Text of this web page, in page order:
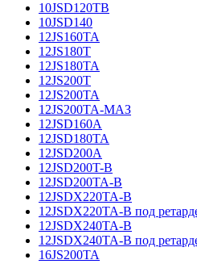
10JSD120TB
10JSD140
12JS160TA
12JS180T
12JS180TA
12JS200T
12JS200TA
12JS200TA-МАЗ
12JSD160A
12JSD180TA
12JSD200A
12JSD200T-B
12JSD200TA-B
12JSDX220TA-B
12JSDX220TA-B под
12JSDX240TA-B
12JSDX240TA-B под
16JS200TA